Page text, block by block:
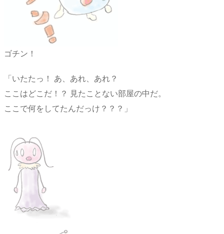
ゴチン！
「いたたっ！ あ、あれ、あれ？
ここはどこだ！？ 見たことない部屋の中だ。
ここで何をしてたんだっけ？？？」